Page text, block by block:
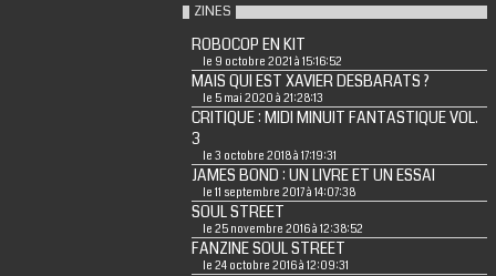
ZINES
ROBOCOP EN KIT
le 9 octobre 2021 à 15:16:52
MAIS QUI EST XAVIER DESBARATS ?
le 5 mai 2020 à 21:28:13
CRITIQUE : MIDI MINUIT FANTASTIQUE VOL.
3
le 3 octobre 2018 à 17:19:31
JAMES BOND : UN LIVRE ET UN ESSAI
le 11 septembre 2017 à 14:07:38
SOUL STREET
le 25 novembre 2016 à 12:38:52
FANZINE SOUL STREET
le 24 octobre 2016 à 12:09:31